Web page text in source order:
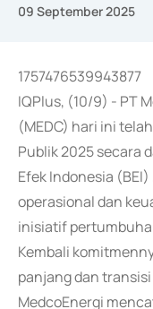
09 September 2025
1757476539943877
IQPlus, (10/9) - PT
(MEDC) hari ini
Publik 2025 secara
Efek Indonesia
operasional dan
inisiatif
Kembali
panjang dan
MedcoEnergi